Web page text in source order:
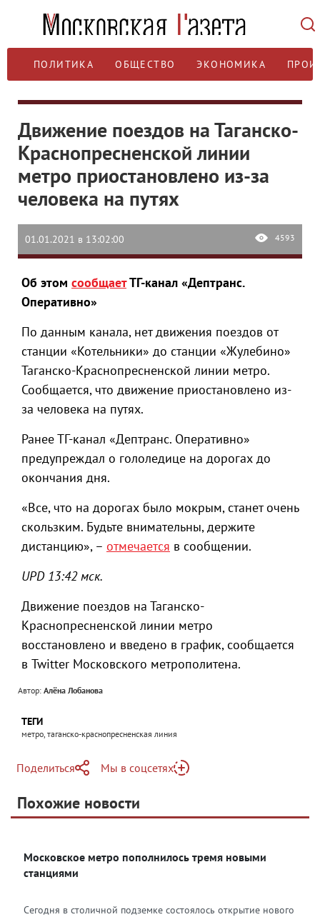
ПОЛИТИКА ОБЩЕСТВО ЭКОНОМИКА
Движение поездов на Таганско-
Краснопресненской линии
метро приостановлено из-за
человека на путях
01.01.2021 в 13:02:00 4593
Об этом сообщаетТГ-канал «Дептранс.
Оперативно»
По данным канала, нет движения поездов от
станции «Котельники» до станции «Жулебино»
Таганско-Краснопресненской линии метро.
Сообщается, что движение приостановлено из-
за человека на путях.
Ранее ТГ-канал «Дептранс. Оперативно»
предупреждал о гололедице на дорогах до
окончания дня.
«Все, что на дорогах было мокрым, станет очень
скользким. Будьте внимательны, держите
дистанцию», – отмечается в сообщении.
UPD 13:42 мск.
Движение поездов на Таганско-
Краснопресненской линии метро
восстановлено и введено в график, сообщается
в Twitter Московского метрополитена.
Автор: Алёна Лобанова
ТЕГИ
метро, таганско-краснопресненская линия
Поделиться
Telegram
Одноклассники
Мы в соцсетях
Яндекс Дзен
Похожие новости
Московское метро пополнилось тремя новыми
станциями
Сегодня в столичной подземке состоялось открытие нового